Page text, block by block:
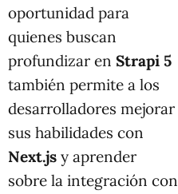
oportunidad para
quienes buscan
profundizar en Strapi 5
también permite a los
desarrolladores mejorar
sus habilidades con
Next.js y aprender
sobre la integración con